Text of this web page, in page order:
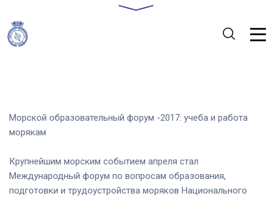
Морской образовательный форум -2017: учеба и работа
морякам
Крупнейшим морским событием апреля стал
Международный форум по вопросам образования,
подготовки и трудоустройства моряков Национального